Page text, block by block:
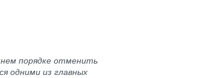
порядке отменить
одними из главных